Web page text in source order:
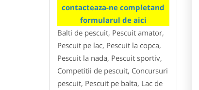
contacteaza-ne completand
formularul de aici
Balti de pescuit, Pescuit amator,
Pescuit pe lac, Pescuit la copca,
Pescuit la nada, Pescuit sportiv,
Competitii de pescuit, Concursuri
pescuit, Pescuit pe balta, Lac de